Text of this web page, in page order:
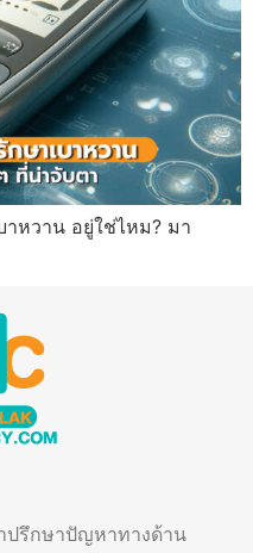
าหวาน อยู่ใช่ไหม? มา
ปรึกษาปัญหาทางด้าน